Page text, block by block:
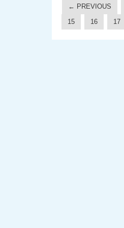
← PREVIOUS
15
16 17